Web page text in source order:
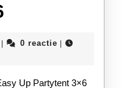
Voordelen
van
0 reactie